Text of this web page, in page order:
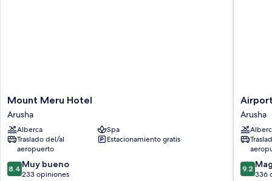
Mount
Meru
Hotel
Arusha
Mount Meru Hotel
Arusha
Alberca
Spa
Traslado del/al
aeropuerto
Estacionamiento gratis
8.4
de
8.4 Muy bueno
233 opiniones
Airport
Planet
Lodge
at
Airport
Arusha
Arusha
9.2
de
9.2
336